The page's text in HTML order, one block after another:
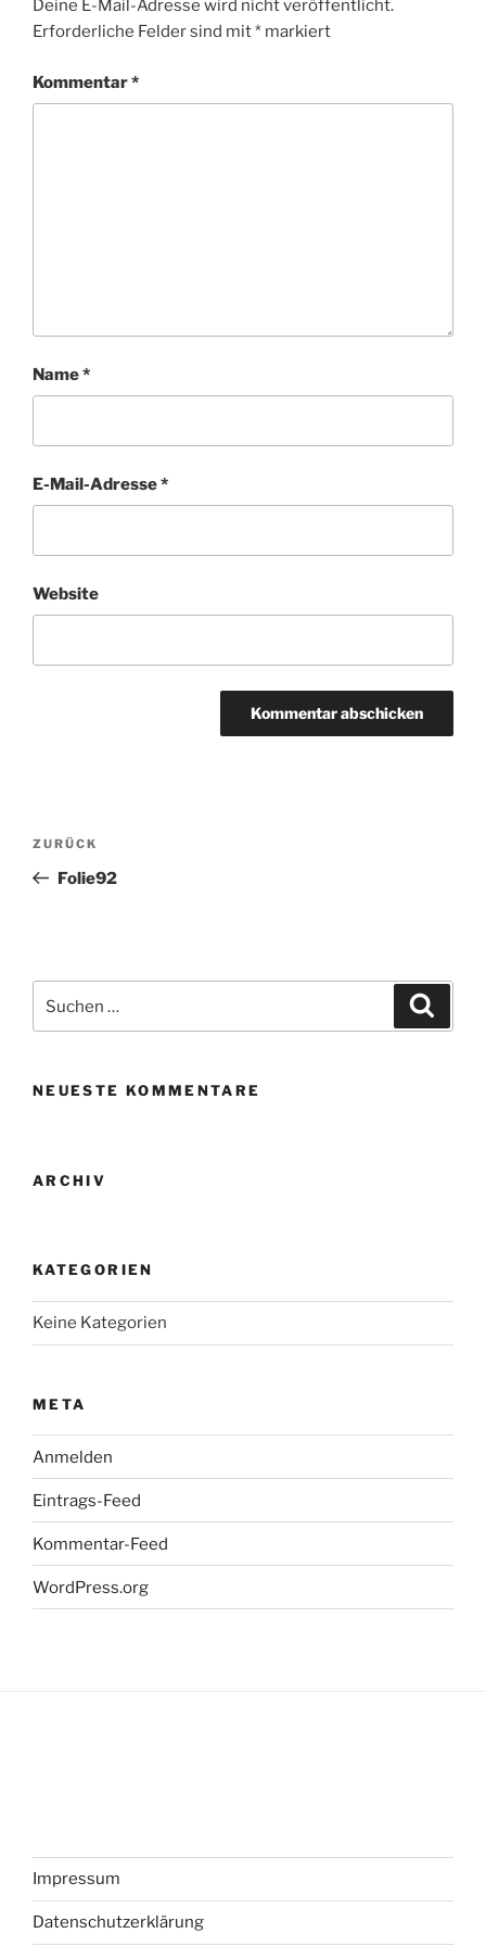
Deine E-Mail-Adresse wird nicht veröffentlicht.
Erforderliche Felder sind mit* markiert
Kommentar*
Name*
E-Mail-Adresse*
Website
Beitragsnavigation
Vorheriger
Beitrag
ZURÜCK
Folie92
nach:
NEUESTE KOMMENTARE
ARCHIV
KATEGORIEN
Keine Kategorien
META
Anmelden
Eintrags-Feed
Kommentar-Feed
WordPress.org
Impressum
Datenschutzerklärung